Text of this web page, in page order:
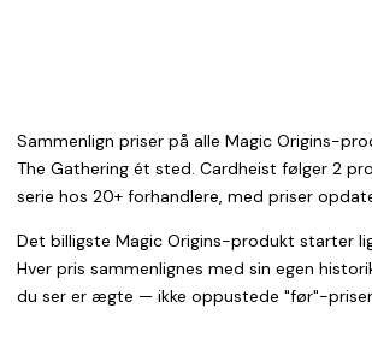
Sammenlign priser på alle Magic Origins-
The Gathering ét sted. Cardheist følger 2
serie hos 20+ forhandlere, med priser
Det billigste Magic Origins-produkt starter
Hver pris sammenlignes med sin egen
du ser er ægte — ikke oppustede "før"-